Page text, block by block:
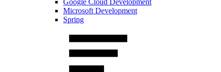
Google Cloud Development
Microsoft Development
Spring